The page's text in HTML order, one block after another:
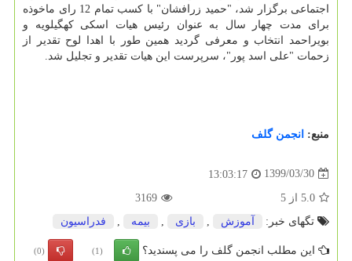
اجتماعی برگزار شد، "حمید زرافشان" با کسب تمام 12 رای ماخوذه
برای مدت چهار سال به عنوان رئیس هیات اسکی کهگیلویه و
بویراحمد انتخاب و معرفی گردید همین طور با اهدا لوح تقدیر از
زحمات "علی اسد پور"، سرپرست این هیات تقدیر و تجلیل شد.
منبع: انجمن گلف
1399/03/30
13:03:17
5.0 از 5
3169
تگهای خبر:
آموزش بازی بیمه فدراسیون
این مطلب انجمن گلف را می پسندید؟ (1)
(0)